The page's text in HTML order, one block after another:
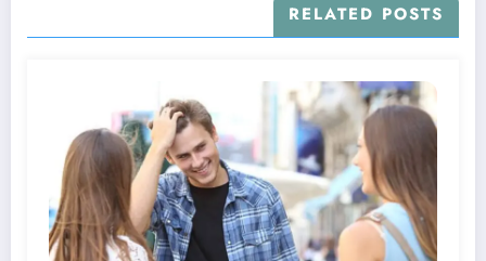
RELATED POSTS